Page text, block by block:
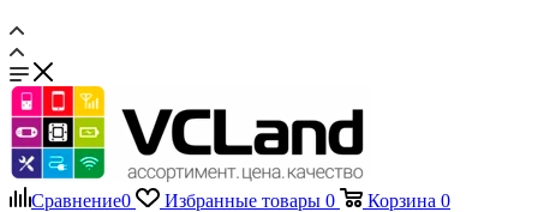
Сравнение0 Избранные товары 0 Корзина 0